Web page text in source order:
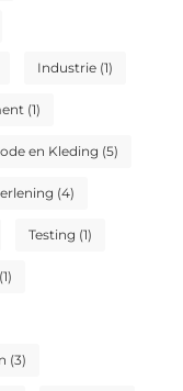
Industrie(1)
(1)
en Kleding (5)
(4)
Testing (1)
(1)
(3)